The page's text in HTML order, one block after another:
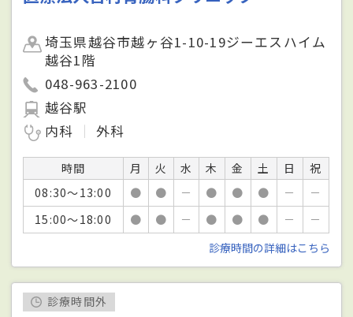
埼玉県越谷市越ヶ谷1-10-19ジーエスハイム
越谷1階
048-963-2100
越谷駅
内科
外科
時間 月 火 水 木 金 土 日
祝
08:30～13:00
● ● － ● ● ● －
－
15:00～18:00
● ● － ● ● ● －
－
診療時間の詳細はこちら
診療時間外